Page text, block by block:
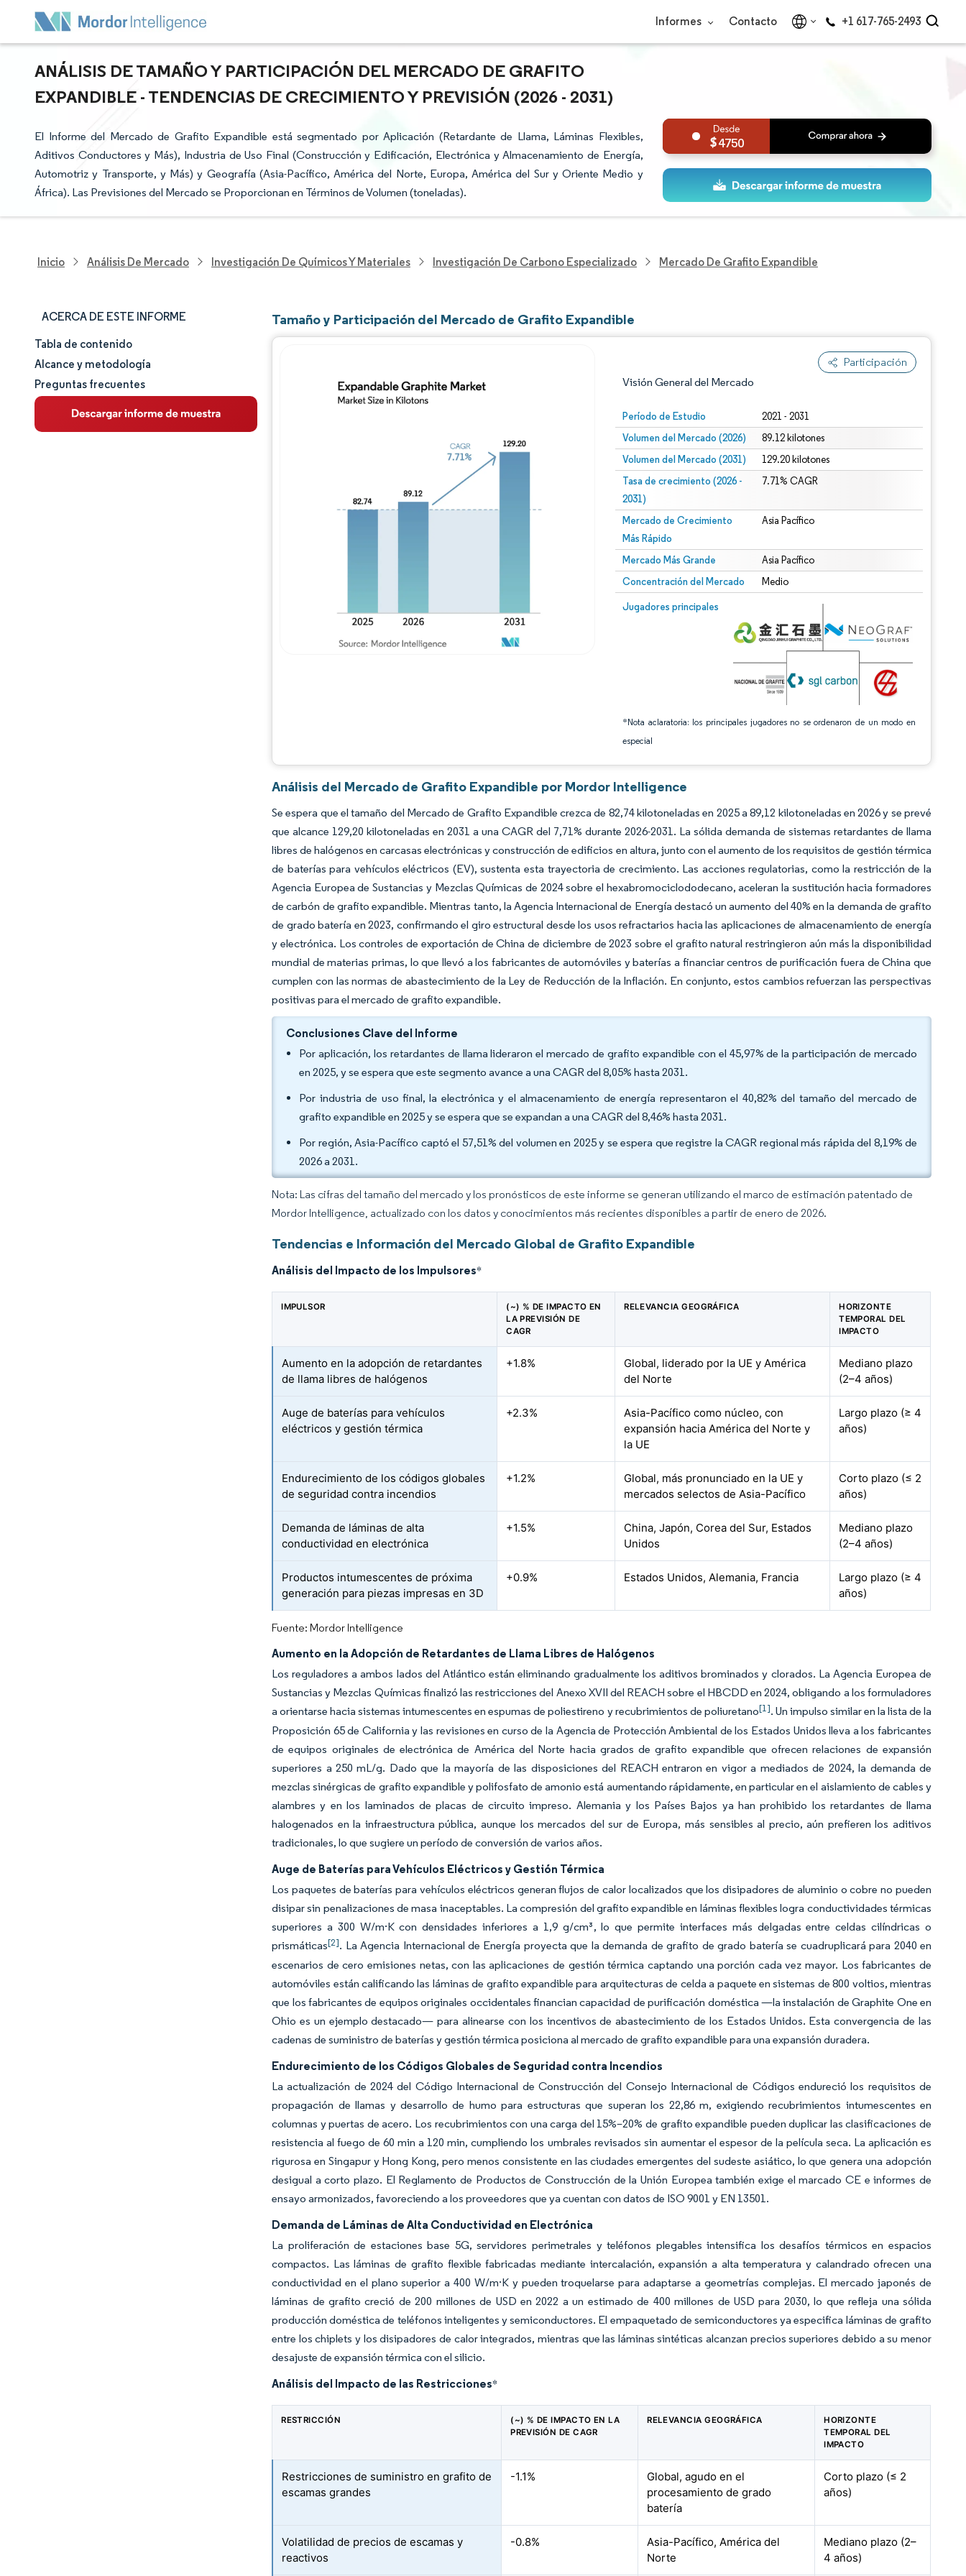
Informes Contacto +1 617-765-2493
ANÁLISIS DE TAMAÑO Y PARTICIPACIÓN DEL MERCADO DE GRAFITO
EXPANDIBLE - TENDENCIAS DE CRECIMIENTO Y PREVISIÓN (2026 - 2031)
El Informe del Mercado de Grafito Expandible está segmentado por Aplicación (Retardante de Llama, Láminas Flexibles,
Aditivos Conductores y Más), Industria de Uso Final (Construcción y Edificación, Electrónica y Almacenamiento de Energía,
Automotriz y Transporte, y Más) y Geografía (Asia-Pacífico, América del Norte, Europa, América del Sur y Oriente Medio y
África). Las Previsiones del Mercado se Proporcionan en Términos de Volumen (toneladas).
4750
Inicio Análisis De Mercado Investigación De Químicos Y Materiales Investigación De Carbono Especializado Mercado De Grafito Expandible
ACERCA DE ESTE INFORME
Tamaño y cuota de mercado
Análisis de mercado
Tendencias e ideas
Tabla de contenido
Alcance y metodología
Preguntas frecuentes
Tamaño y Participación del Mercado de Grafito Expandible
Participación
Visión General del Mercado
Período de Estudio 2021 - 2031
Volumen del Mercado (2026) 89.12 kilotones
Volumen del Mercado (2031) 129.20 kilotones
Tasa de crecimiento (2026 -
2031)
7.71% CAGR
Mercado de Crecimiento
Más Rápido
Asia Pacífico
Mercado Más Grande Asia Pacífico
Concentración del Mercado Medio
Jugadores principales
*Nota aclaratoria: los principales jugadores no se ordenaron de un modo en
especial
Imagen © Mordor Intelligence. El uso requiere atribución según CC BY 4.0.
Imagen © Mordor Intelligence. El uso requiere atribución según CC BY 4.0.
Análisis del Mercado de Grafito Expandible por Mordor Intelligence
Se espera que el tamaño del Mercado de Grafito Expandible crezca de 82,74 kilotoneladas en 2025 a 89,12 kilotoneladas en 2026 y se prevé
que alcance 129,20 kilotoneladas en 2031 a una CAGR del 7,71% durante 2026-2031. La sólida demanda de sistemas retardantes de llama
libres de halógenos en carcasas electrónicas y construcción de edificios en altura, junto con el aumento de los requisitos de gestión térmica
de baterías para vehículos eléctricos (EV), sustenta esta trayectoria de crecimiento. Las acciones regulatorias, como la restricción de la
Agencia Europea de Sustancias y Mezclas Químicas de 2024 sobre el hexabromociclododecano, aceleran la sustitución hacia formadores
de carbón de grafito expandible. Mientras tanto, la Agencia Internacional de Energía destacó un aumento del 40% en la demanda de grafito
de grado batería en 2023, confirmando el giro estructural desde los usos refractarios hacia las aplicaciones de almacenamiento de energía
y electrónica. Los controles de exportación de China de diciembre de 2023 sobre el grafito natural restringieron aún más la disponibilidad
mundial de materias primas, lo que llevó a los fabricantes de automóviles y baterías a financiar centros de purificación fuera de China que
cumplen con las normas de abastecimiento de la Ley de Reducción de la Inflación. En conjunto, estos cambios refuerzan las perspectivas
positivas para el mercado de grafito expandible.
Conclusiones Clave del Informe
Por aplicación, los retardantes de llama lideraron el mercado de grafito expandible con el 45,97% de la participación de mercado
en 2025, y se espera que este segmento avance a una CAGR del 8,05% hasta 2031.
Por industria de uso final, la electrónica y el almacenamiento de energía representaron el 40,82% del tamaño del mercado de
grafito expandible en 2025 y se espera que se expandan a una CAGR del 8,46% hasta 2031.
Por región, Asia-Pacífico captó el 57,51% del volumen en 2025 y se espera que registre la CAGR regional más rápida del 8,19% de
2026 a 2031.
Nota: Las cifras del tamaño del mercado y los pronósticos de este informe se generan utilizando el marco de estimación patentado de
Mordor Intelligence, actualizado con los datos y conocimientos más recientes disponibles a partir de enero de 2026.
Tendencias e Información del Mercado Global de Grafito Expandible
Análisis del Impacto de los Impulsores*
IMPULSOR
(~) % DE IMPACTO EN
LA PREVISIÓN DE
CAGR
RELEVANCIA GEOGRÁFICA
HORIZONTE
TEMPORAL DEL
IMPACTO
Aumento en la adopción de retardantes
de llama libres de halógenos
+1.8%
Global, liderado por la UE y América
del Norte
Mediano plazo
(2–4 años)
Auge de baterías para vehículos
eléctricos y gestión térmica
+2.3%
Asia-Pacífico como núcleo, con
expansión hacia América del Norte y
la UE
Largo plazo (≥ 4
años)
Endurecimiento de los códigos globales
de seguridad contra incendios
+1.2%
Global, más pronunciado en la UE y
mercados selectos de Asia-Pacífico
Corto plazo (≤ 2
años)
Demanda de láminas de alta
conductividad en electrónica
+1.5%
China, Japón, Corea del Sur, Estados
Unidos
Mediano plazo
(2–4 años)
Productos intumescentes de próxima
generación para piezas impresas en 3D
+0.9% Estados Unidos, Alemania, Francia
Largo plazo (≥ 4
años)
Fuente: Mordor Intelligence
Aumento en la Adopción de Retardantes de Llama Libres de Halógenos
Los reguladores a ambos lados del Atlántico están eliminando gradualmente los aditivos brominados y clorados. La Agencia Europea de
Sustancias y Mezclas Químicas finalizó las restricciones del Anexo XVII del REACH sobre el HBCDD en 2024, obligando a los formuladores
a orientarse hacia sistemas intumescentes en espumas de poliestireno y recubrimientos de poliuretano[1]. Un impulso similar en la lista de la
Proposición 65 de California y las revisiones en curso de la Agencia de Protección Ambiental de los Estados Unidos lleva a los fabricantes
de equipos originales de electrónica de América del Norte hacia grados de grafito expandible que ofrecen relaciones de expansión
superiores a 250 mL/g. Dado que la mayoría de las disposiciones del REACH entraron en vigor a mediados de 2024, la demanda de
mezclas sinérgicas de grafito expandible y polifosfato de amonio está aumentando rápidamente, en particular en el aislamiento de cables y
alambres y en los laminados de placas de circuito impreso. Alemania y los Países Bajos ya han prohibido los retardantes de llama
halogenados en la infraestructura pública, aunque los mercados del sur de Europa, más sensibles al precio, aún prefieren los aditivos
tradicionales, lo que sugiere un período de conversión de varios años.
Auge de Baterías para Vehículos Eléctricos y Gestión Térmica
Los paquetes de baterías para vehículos eléctricos generan flujos de calor localizados que los disipadores de aluminio o cobre no pueden
disipar sin penalizaciones de masa inaceptables. La compresión del grafito expandible en láminas flexibles logra conductividades térmicas
superiores a 300 W/m·K con densidades inferiores a 1,9 g/cm³, lo que permite interfaces más delgadas entre celdas cilíndricas o
prismáticas[2]. La Agencia Internacional de Energía proyecta que la demanda de grafito de grado batería se cuadruplicará para 2040 en
escenarios de cero emisiones netas, con las aplicaciones de gestión térmica captando una porción cada vez mayor. Los fabricantes de
automóviles están calificando las láminas de grafito expandible para arquitecturas de celda a paquete en sistemas de 800 voltios, mientras
que los fabricantes de equipos originales occidentales financian capacidad de purificación doméstica —la instalación de Graphite One en
Ohio es un ejemplo destacado— para alinearse con los incentivos de abastecimiento de los Estados Unidos. Esta convergencia de las
cadenas de suministro de baterías y gestión térmica posiciona al mercado de grafito expandible para una expansión duradera.
Endurecimiento de los Códigos Globales de Seguridad contra Incendios
La actualización de 2024 del Código Internacional de Construcción del Consejo Internacional de Códigos endureció los requisitos de
propagación de llamas y desarrollo de humo para estructuras que superan los 22,86 m, exigiendo recubrimientos intumescentes en
columnas y puertas de acero. Los recubrimientos con una carga del 15%–20% de grafito expandible pueden duplicar las clasificaciones de
resistencia al fuego de 60 min a 120 min, cumpliendo los umbrales revisados sin aumentar el espesor de la película seca. La aplicación es
rigurosa en Singapur y Hong Kong, pero menos consistente en las ciudades emergentes del sudeste asiático, lo que genera una adopción
desigual a corto plazo. El Reglamento de Productos de Construcción de la Unión Europea también exige el marcado CE e informes de
ensayo armonizados, favoreciendo a los proveedores que ya cuentan con datos de ISO 9001 y EN 13501.
Demanda de Láminas de Alta Conductividad en Electrónica
La proliferación de estaciones base 5G, servidores perimetrales y teléfonos plegables intensifica los desafíos térmicos en espacios
compactos. Las láminas de grafito flexible fabricadas mediante intercalación, expansión a alta temperatura y calandrado ofrecen una
conductividad en el plano superior a 400 W/m·K y pueden troquelarse para adaptarse a geometrías complejas. El mercado japonés de
láminas de grafito creció de 200 millones de USD en 2022 a un estimado de 400 millones de USD para 2030, lo que refleja una sólida
producción doméstica de teléfonos inteligentes y semiconductores. El empaquetado de semiconductores ya especifica láminas de grafito
entre los chiplets y los disipadores de calor integrados, mientras que las láminas sintéticas alcanzan precios superiores debido a su menor
desajuste de expansión térmica con el silicio.
Análisis del Impacto de las Restricciones*
RESTRICCIÓN
(~) % DE IMPACTO EN LA
PREVISIÓN DE CAGR
RELEVANCIA GEOGRÁFICA
HORIZONTE
TEMPORAL DEL
IMPACTO
Restricciones de suministro en grafito de
escamas grandes
-1.1%
Global, agudo en el
procesamiento de grado
batería
Corto plazo (≤ 2
años)
Volatilidad de precios de escamas y
reactivos
-0.8%
Asia-Pacífico, América del
Norte
Mediano plazo (2–
4 años)